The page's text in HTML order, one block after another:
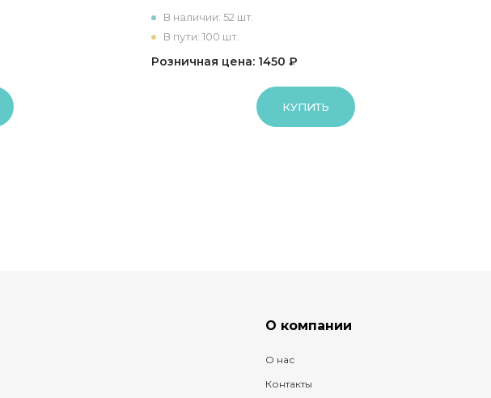
В наличии: 52 шт.
В пути: 100 шт.
Розничная цена: 1450 ₽
КУПИТЬ
О компании
О нас
Контакты